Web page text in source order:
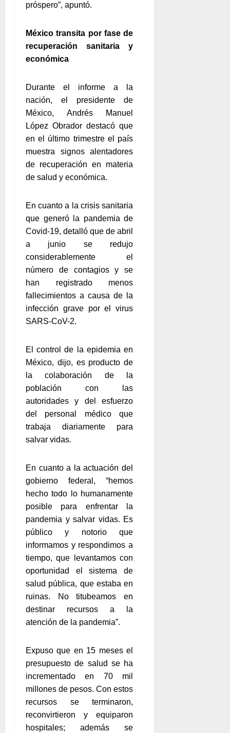
próspero”, apuntó.
México transita por fase de
recuperación sanitaria y
económica
Durante el informe a la
nación, el presidente de
México, Andrés Manuel
López Obrador destacó que
en el último trimestre el país
muestra signos alentadores
de recuperación en materia
de salud y económica.
En cuanto a la crisis sanitaria
que generó la pandemia de
Covid-19, detalló que de abril
a junio se redujo
considerablemente el
número de contagios y se
han registrado menos
fallecimientos a causa de la
infección grave por el virus
SARS-CoV-2.
El control de la epidemia en
México, dijo, es producto de
la colaboración de la
población con las
autoridades y del esfuerzo
del personal médico que
trabaja diariamente para
salvar vidas.
En cuanto a la actuación del
gobierno federal, “hemos
hecho todo lo humanamente
posible para enfrentar la
pandemia y salvar vidas. Es
público y notorio que
informamos y respondimos a
tiempo, que levantamos con
oportunidad el sistema de
salud pública, que estaba en
ruinas. No titubeamos en
destinar recursos a la
atención de la pandemia”.
Expuso que en 15 meses el
presupuesto de salud se ha
incrementado en 70 mil
millones de pesos. Con estos
recursos se terminaron,
reconvirtieron y equiparon
hospitales; además se